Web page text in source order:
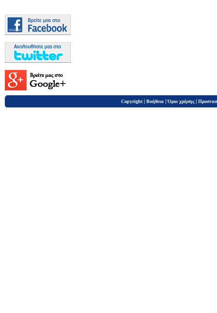
Copyright | Βοήθεια |Όροι χρήσης |